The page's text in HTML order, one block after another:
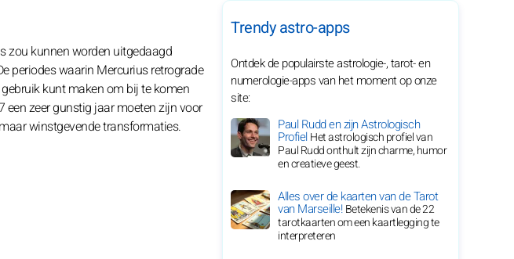
zou kunnen worden uitgedaagd
periodes waarin Mercurius retrograde
kunt maken om bij te komen
zeer gunstig jaar moeten zijn voor
winstgevende transformaties.
Trendy astro-apps
Ontdek de populairste astrologie-, tarot- en
numerologie-apps van het moment op onze
site:
Paul Rudd en zijn Astrologisch
ProfielHet astrologisch profiel van
Paul Rudd onthult zijn charme, humor
en creatieve geest.
Alles over de kaarten van de Tarot
van Marseille!Betekenis van de 22
tarotkaarten om een kaartlegging te
interpreteren